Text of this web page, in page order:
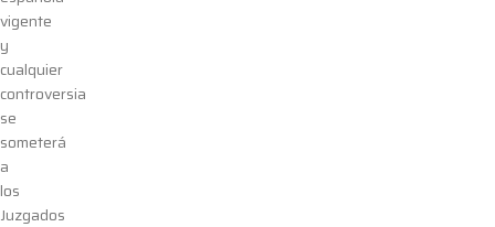
vigente
y
cualquier
controversia
se
someterá
a
los
Juzgados